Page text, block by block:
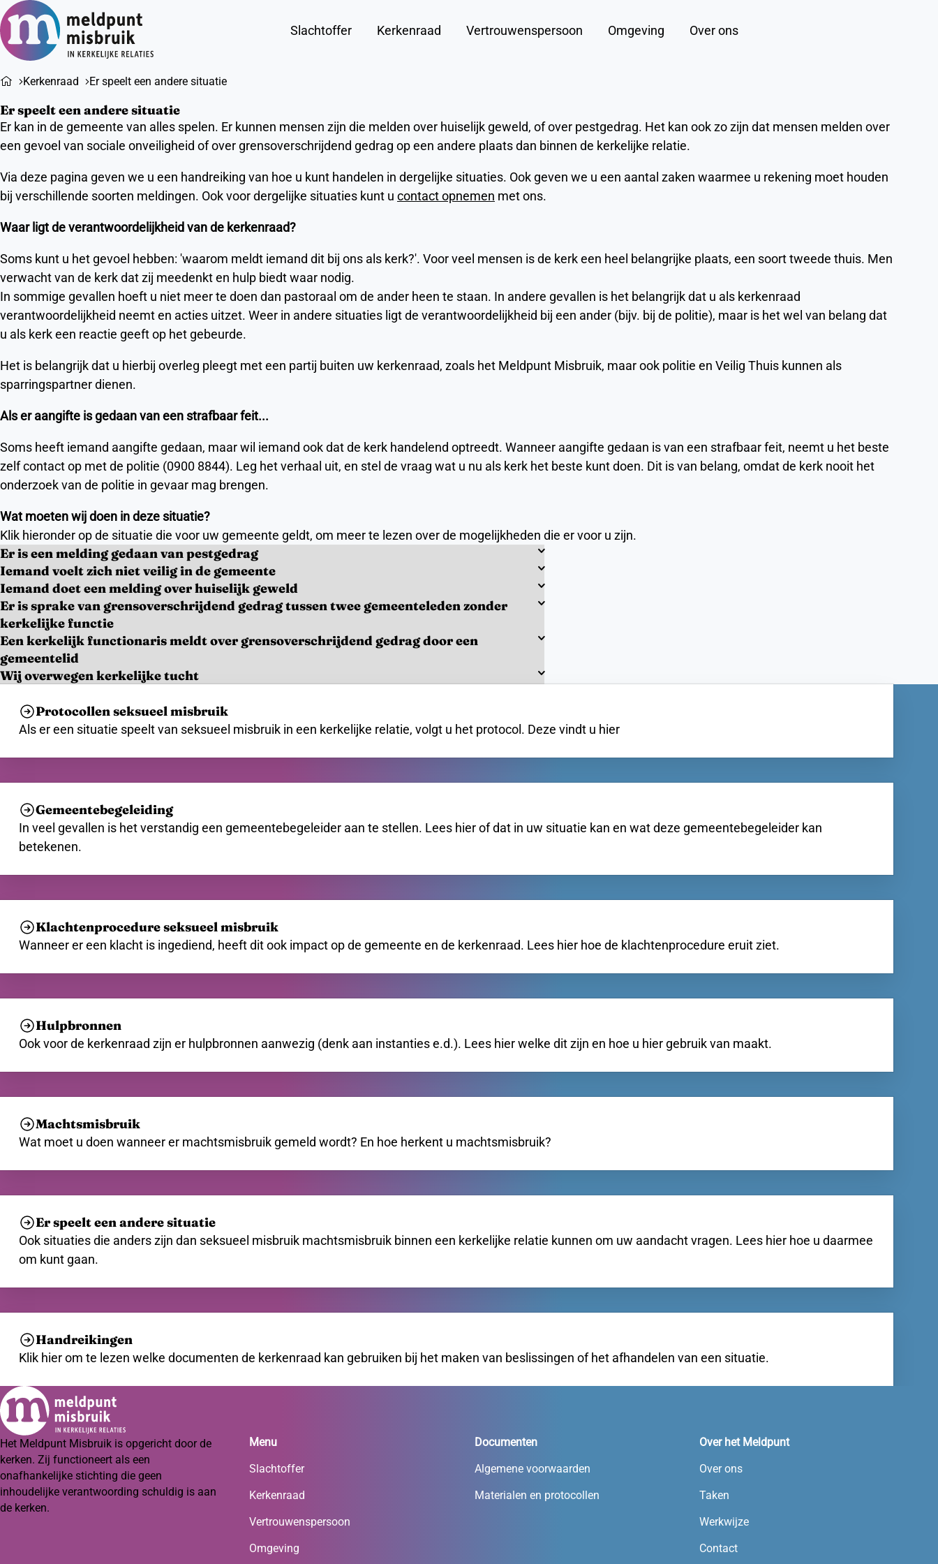
Slachtoffer Kerkenraad Vertrouwenspersoon Omgeving Over ons
Kerkenraad Er speelt een andere situatie
Er speelt een andere situatie
Er kan in de gemeente van alles spelen. Er kunnen mensen zijn die melden over huiselijk geweld, of over pestgedrag. Het kan ook zo zijn dat mensen melden over
een gevoel van sociale onveiligheid of over grensoverschrijdend gedrag op een andere plaats dan binnen de kerkelijke relatie.
Via deze pagina geven we u een handreiking van hoe u kunt handelen in dergelijke situaties. Ook geven we u een aantal zaken waarmee u rekening moet houden
bij verschillende soorten meldingen. Ook voor dergelijke situaties kunt u contact opnemen met ons.
Waar ligt de verantwoordelijkheid van de kerkenraad?
Soms kunt u het gevoel hebben: 'waarom meldt iemand dit bij ons als kerk?'. Voor veel mensen is de kerk een heel belangrijke plaats, een soort tweede thuis. Men
verwacht van de kerk dat zij meedenkt en hulp biedt waar nodig.
In sommige gevallen hoeft u niet meer te doen dan pastoraal om de ander heen te staan. In andere gevallen is het belangrijk dat u als kerkenraad
verantwoordelijkheid neemt en acties uitzet. Weer in andere situaties ligt de verantwoordelijkheid bij een ander (bijv. bij de politie), maar is het wel van belang dat
u als kerk een reactie geeft op het gebeurde.
Het is belangrijk dat u hierbij overleg pleegt met een partij buiten uw kerkenraad, zoals het Meldpunt Misbruik, maar ook politie en Veilig Thuis kunnen als
sparringspartner dienen.
Als er aangifte is gedaan van een strafbaar feit...
Soms heeft iemand aangifte gedaan, maar wil iemand ook dat de kerk handelend optreedt. Wanneer aangifte gedaan is van een strafbaar feit, neemt u het beste
zelf contact op met de politie (0900 8844). Leg het verhaal uit, en stel de vraag wat u nu als kerk het beste kunt doen. Dit is van belang, omdat de kerk nooit het
onderzoek van de politie in gevaar mag brengen.
Wat moeten wij doen in deze situatie?
Klik hieronder op de situatie die voor uw gemeente geldt, om meer te lezen over de mogelijkheden die er voor u zijn.
Er is een melding gedaan van pestgedrag
Iemand voelt zich niet veilig in de gemeente
Iemand doet een melding over huiselijk geweld
Er is sprake van grensoverschrijdend gedrag tussen twee gemeenteleden zonder
kerkelijke functie
Een kerkelijk functionaris meldt over grensoverschrijdend gedrag door een
gemeentelid
Wij overwegen kerkelijke tucht
Protocollen seksueel misbruik
Als er een situatie speelt van seksueel misbruik in een kerkelijke relatie, volgt u het protocol. Deze vindt u hier
Gemeentebegeleiding
In veel gevallen is het verstandig een gemeentebegeleider aan te stellen. Lees hier of dat in uw situatie kan en wat deze gemeentebegeleider kan
betekenen.
Klachtenprocedure seksueel misbruik
Wanneer er een klacht is ingediend, heeft dit ook impact op de gemeente en de kerkenraad. Lees hier hoe de klachtenprocedure eruit ziet.
Hulpbronnen
Ook voor de kerkenraad zijn er hulpbronnen aanwezig (denk aan instanties e.d.). Lees hier welke dit zijn en hoe u hier gebruik van maakt.
Machtsmisbruik
Wat moet u doen wanneer er machtsmisbruik gemeld wordt? En hoe herkent u machtsmisbruik?
Er speelt een andere situatie
Ook situaties die anders zijn dan seksueel misbruik machtsmisbruik binnen een kerkelijke relatie kunnen om uw aandacht vragen. Lees hier hoe u daarmee
om kunt gaan.
Handreikingen
Klik hier om te lezen welke documenten de kerkenraad kan gebruiken bij het maken van beslissingen of het afhandelen van een situatie.
Het Meldpunt Misbruik is opgericht door de
kerken. Zij functioneert als een
onafhankelijke stichting die geen
inhoudelijke verantwoording schuldig is aan
de kerken.
Menu
Slachtoffer
Kerkenraad
Vertrouwenspersoon
Omgeving
Documenten
Algemene voorwaarden
Materialen en protocollen
Over het Meldpunt
Over ons
Taken
Werkwijze
Contact